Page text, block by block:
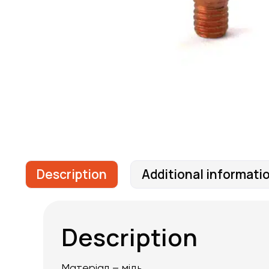
Description Additional
Description